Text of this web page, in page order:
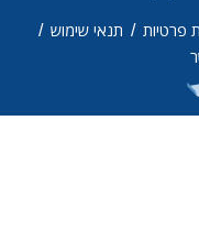
תנאי שימוש /